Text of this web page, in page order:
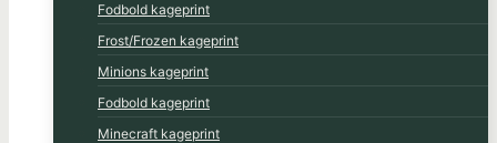
Fodbold kageprint
Frost/Frozen kageprint
Minions kageprint
Fodbold kageprint
Minecraft kageprint